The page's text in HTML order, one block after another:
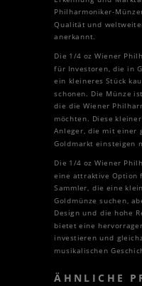
Philharmoniker-
Qualität und
anerkannt.
Die 1/4 oz Wiener
für Investoren, die in
ein kleineres Stück
schonen. Die Münze
die die Wiener
möchten. Diese
Anleger, die mit einer
Goldmarkt einsteigen
Die 1/4 oz Wiener
eine attraktive Option
Sammler, die eine
Goldmünze suchen,
Design und die hohe
bietet eine
investieren und
musikalischen
ÄHNLICHE